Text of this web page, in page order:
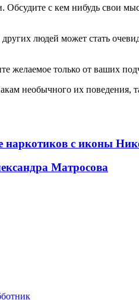
с кем нибудь свои
людей может стать
желаемое только от ваших
необычного их поведения,
наркотиков с иконы
Матросова